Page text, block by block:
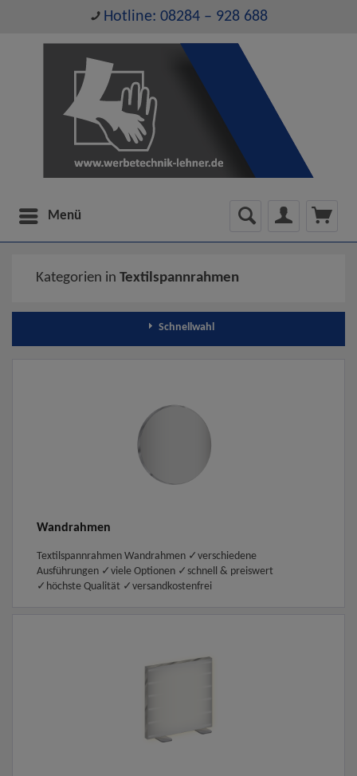
Hotline: 08284 – 928 688
Menü
Kategorien in Textilspannrahmen
Schnellwahl
Wandrahmen
Textilspannrahmen Wandrahmen ✓verschiedene
Ausführungen ✓viele Optionen ✓schnell & preiswert
✓höchste Qualität ✓versandkostenfrei